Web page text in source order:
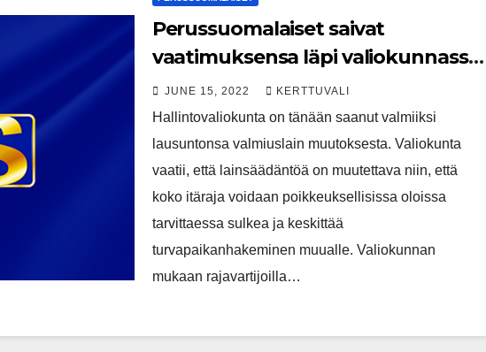
Perussuomalaiset saivat
vaatimuksensa läpi valiokunnassa:
Koko itäraja voitava sulkea
poikkeustilanteessa
JUNE 15, 2022 KERTTUVALI
Hallintovaliokunta on tänään saanut valmiiksi
lausuntonsa valmiuslain muutoksesta. Valiokunta
vaatii, että lainsäädäntöä on muutettava niin, että
koko itäraja voidaan poikkeuksellisissa oloissa
tarvittaessa sulkea ja keskittää
turvapaikanhakeminen muualle. Valiokunnan
mukaan rajavartijoilla…